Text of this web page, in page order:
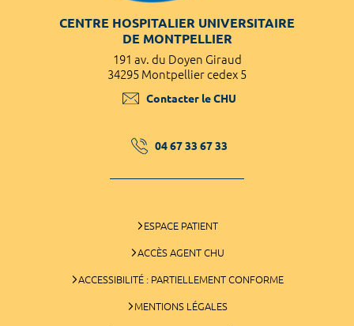
CENTRE HOSPITALIER UNIVERSITAIRE
DE MONTPELLIER
191 av. du Doyen Giraud
34295 Montpellier cedex 5
Contacter le CHU
04 67 33 67 33
ESPACE PATIENT
ACCÈS AGENT CHU
ACCESSIBILITÉ : PARTIELLEMENT CONFORME
MENTIONS LÉGALES